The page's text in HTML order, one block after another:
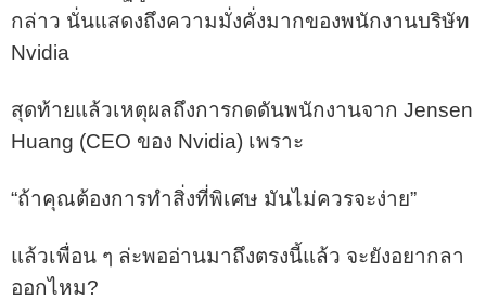
กล่าว นั่นแสดงถึงความมั่งคั่งมากของพนักงานบริษัท
Nvidia
สุดท้ายแล้วเหตุผลถึงการกดดันพนักงานจาก Jensen
Huang (CEO ของ Nvidia) เพราะ
“ถ้าคุณต้องการทำสิ่งที่พิเศษ มันไม่ควรจะง่าย”
แล้วเพื่อน ๆ ล่ะพออ่านมาถึงตรงนี้แล้ว จะยังอยากลา
ออกไหม?